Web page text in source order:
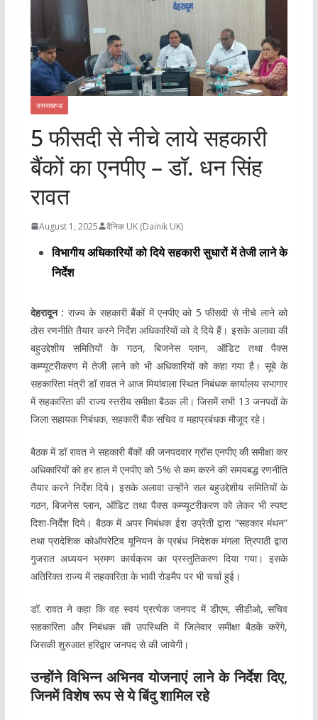
उत्तराखण्ड
5 फीसदी से नीचे लाये सहकारी
बैंकों का एनपीए – डॉ. धन सिंह
रावत
August 1, 2025 दैनिक UK (Dainik UK)
विभागीय अधिकारियों को दिये सहकारी सुधारों में तेजी लाने के
निर्देश
देहरादून : राज्य के सहकारी बैंकों में एनपीए को 5 फीसदी से नीचे लाने को
ठोस रणनीति तैयार करने निर्देश अधिकारियों को दे दिये हैं। इसके अलावा की
बहुउद्देशीय समितियों के गठन, बिजनेस प्लान, ऑडिट तथा पैक्स
कम्प्यूटरीकरण में तेजी लाने को भी अधिकारियों को कहा गया है। सूबे के
सहकारिता मंत्री डॉ रावत ने आज मियांवाला स्थित निबंधक कार्यालय सभागार
में सहकारिता की राज्य स्तरीय समीक्षा बैठक ली। जिसमें सभी 13 जनपदों के
जिला सहायक निबंधक, सहकारी बैंक सचिव व महाप्रबंधक मौजूद रहे।
बैठक में डॉ रावत ने सहकारी बैंकों की जनपदवार ग्रॉस एनपीए की समीक्षा कर
अधिकारियों को हर हाल में एनपीए को 5% से कम करने की समयबद्ध रणनीति
तैयार करने निर्देश दिये। इसके अलावा उन्होंने सल बहुउद्देशीय समितियों के
गठन, बिजनेस प्लान, ऑडिट तथा पैक्स कम्प्यूटरीकरण को लेकर भी स्पष्ट
दिशा-निर्देश दिये। बैठक में अपर निबंधक ईरा उप्रेती द्वारा “सहकार मंथन”
तथा प्रादेशिक कोऑपरेटिव यूनियन के प्रबंध निदेशक मंगला त्रिपाठी द्वारा
गुजरात अध्ययन भ्रमण कार्यक्रम का प्रस्तुतिकरण दिया गया। इसके
अतिरिक्त राज्य में सहकारिता के भावी रोडमैप पर भी चर्चा हुई।
डॉ. रावत ने कहा कि वह स्वयं प्रत्येक जनपद में डीएम, सीडीओ, सचिव
सहकारिता और निबंधक की उपस्थिति में जिलेवार समीक्षा बैठकें करेंगे,
जिसकी शुरुआत हरिद्वार जनपद से की जायेगी।
उन्होंने विभिन्न अभिनव योजनाएं लाने के निर्देश दिए,
जिनमें विशेष रूप से ये बिंदु शामिल रहे